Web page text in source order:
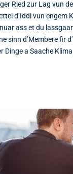
Ried zur Lag vun
d’Iddi vun engem
ass et du
sinn d’Membere fir
Dinge a Saache